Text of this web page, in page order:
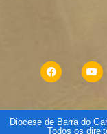
Diocese de Barra do
Todos os